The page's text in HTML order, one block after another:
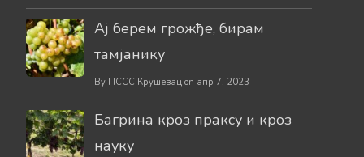
Ај берем грожђе, бирам
тамјанику
By ПССС Крушевац on апр 7, 2023
Багрина кроз праксу и кроз
науку